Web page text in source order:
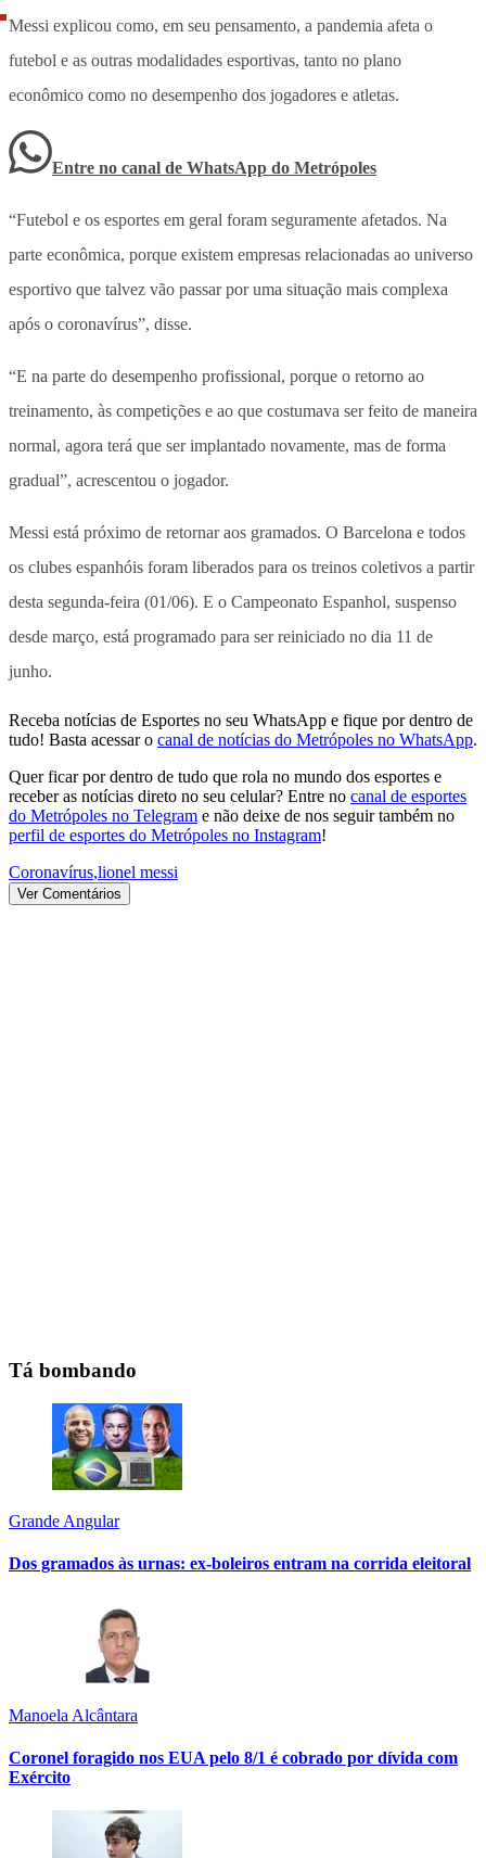
Messi explicou como, em seu pensamento, a pandemia afeta o
futebol e as outras modalidades esportivas, tanto no plano
econômico como no desempenho dos jogadores e atletas.
Entre no canal de WhatsApp do Metrópoles
“Futebol e os esportes em geral foram seguramente afetados. Na
parte econômica, porque existem empresas relacionadas ao universo
esportivo que talvez vão passar por uma situação mais complexa
após o coronavírus”, disse.
“E na parte do desempenho profissional, porque o retorno ao
treinamento, às competições e ao que costumava ser feito de maneira
normal, agora terá que ser implantado novamente, mas de forma
gradual”, acrescentou o jogador.
Messi está próximo de retornar aos gramados. O Barcelona e todos
os clubes espanhóis foram liberados para os treinos coletivos a partir
desta segunda-feira (01/06). E o Campeonato Espanhol, suspenso
desde março, está programado para ser reiniciado no dia 11 de
junho.
Receba notícias de Esportes no seu WhatsApp e fique por dentro de
tudo! Basta acessar o canal de notícias do Metrópoles no WhatsApp.
Quer ficar por dentro de tudo que rola no mundo dos esportes e
receber as notícias direto no seu celular? Entre no canal de esportes
do Metrópoles no Telegram e não deixe de nos seguir também no
perfil de esportes do Metrópoles no Instagram!
Coronavírus,lionel messi
Ver Comentários
Tá bombando
Grande Angular
Dos gramados às urnas: ex-boleiros entram na corrida eleitoral
Manoela Alcântara
Coronel foragido nos EUA pelo 8/1 é cobrado por dívida com
Exército